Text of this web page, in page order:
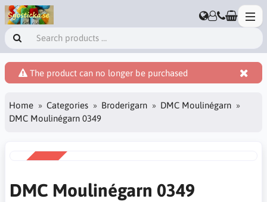
The product can no longer be purchased
Home Categories Broderigarn
DMC Moulinégarn
DMC Moulinégarn 0349
DMC Moulinégarn 0349